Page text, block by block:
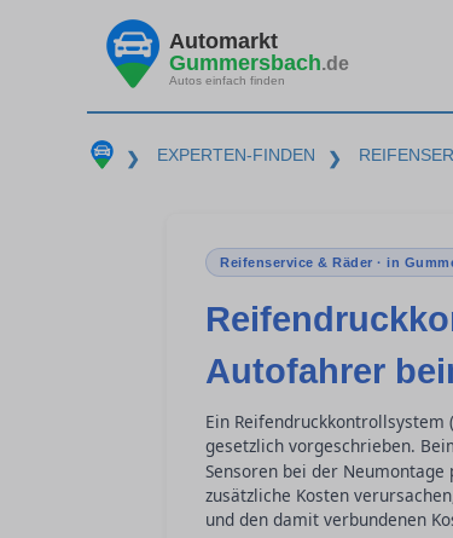
Automarkt
Gummersbach.de
Autos einfach finden
❯ EXPERTEN-FINDEN ❯
Reifenservice & Räder · in
Autofahrer
Ein Reifendruckkontrollsystem
gesetzlich vorgeschrieben.
Sensoren bei der
zusätzliche Kosten
und den damit verbundenen